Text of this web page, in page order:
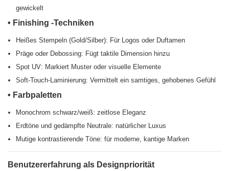
gewickelt
• Finishing -Techniken
Heißes Stempeln (Gold/Silber): Für Logos oder Duftamen
Präge oder Debossing: Fügt taktile Dimension hinzu
Spot UV: Markiert Muster oder visuelle Elemente
Soft-Touch-Laminierung: Vermittelt ein samtiges, gehobenes Gefühl
• Farbpaletten
Monochrom schwarz/weiß: zeitlose Eleganz
Erdtöne und gedämpfte Neutrale: natürlicher Luxus
Mutige kontrastierende Töne: für moderne, kantige Marken
Benutzererfahrung als Designpriorität